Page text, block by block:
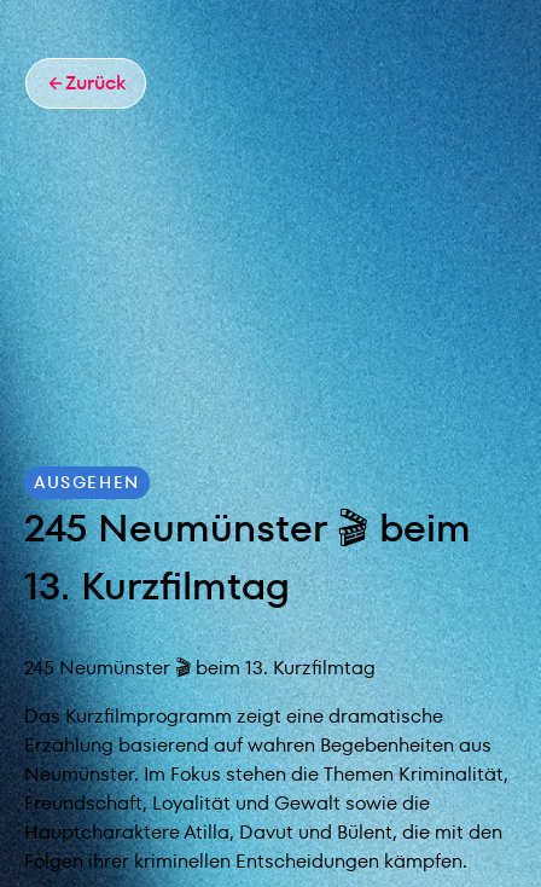
AUSGEHEN
245 Neumünster 🎬 beim
13. Kurzfilmtag
245 Neumünster 🎬 beim 13. Kurzfilmtag
Das Kurzfilmprogramm zeigt eine dramatische
Erzählung basierend auf wahren Begebenheiten aus
Neumünster. Im Fokus stehen die Themen Kriminalität,
Freundschaft, Loyalität und Gewalt sowie die
Hauptcharaktere Atilla, Davut und Bülent, die mit den
Folgen ihrer kriminellen Entscheidungen kämpfen.
Zurück